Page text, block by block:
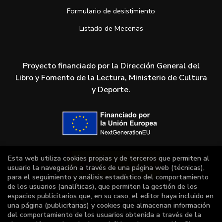
Formulario de desistimiento
Listado de Mecenas
Proyecto financiado por la Dirección General del
Libro y Fomento de la Lectura, Ministerio de Cultura
y Deporte.
Esta web utiliza cookies propias y de terceros que permiten al
usuario la navegación a través de una página web (técnicas),
para el seguimiento y análisis estadístico del comportamiento
de los usuarios (analíticas), que permiten la gestión de los
espacios publicitarios que, en su caso, el editor haya incluido en
una página (publicitarias) y cookies que almacenan información
del comportamiento de los usuarios obtenida a través de la